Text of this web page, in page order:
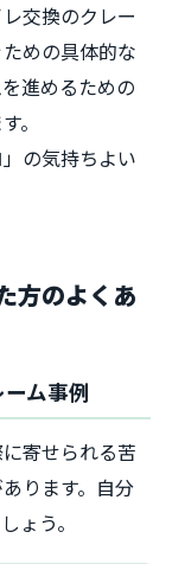
交換のクレー
めの具体的な
進めるための
。
の気持ちよい
方のよくあ
ム事例
寄せられる苦
ります。自分
ょう。